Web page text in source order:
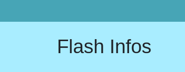
Flash Infos